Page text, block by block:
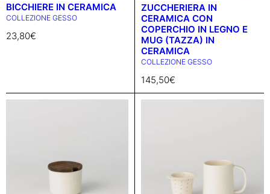
BICCHIERE IN CERAMICA
COLLEZIONE GESSO
23,80€
ZUCCHERIERA IN
CERAMICA CON
COPERCHIO IN LEGNO E
MUG (TAZZA) IN
CERAMICA
COLLEZIONE GESSO
145,50€